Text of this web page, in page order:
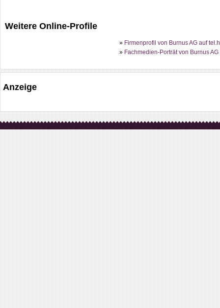
Weitere Online-Profile
» Firmenprofil von Burnus AG auf
» Fachmedien-Porträt von Burnus
Anzeige